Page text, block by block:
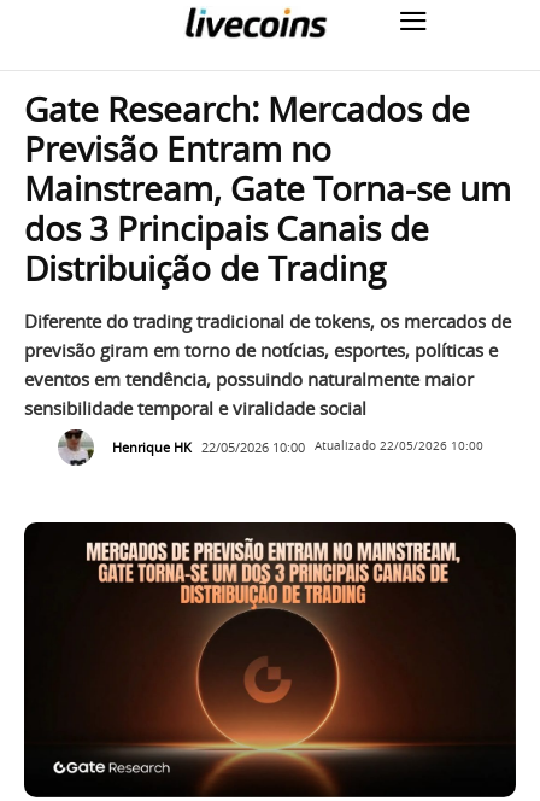
Gate Research: Mercados de
Previsão Entram no
Mainstream, Gate Torna-se um
dos 3 Principais Canais de
Distribuição de Trading
Diferente do trading tradicional de tokens, os mercados de
previsão giram em torno de notícias, esportes, políticas e
eventos em tendência, possuindo naturalmente maior
sensibilidade temporal e viralidade social
Henrique HK 22/05/2026 10:00 Atualizado 22/05/2026 10:00